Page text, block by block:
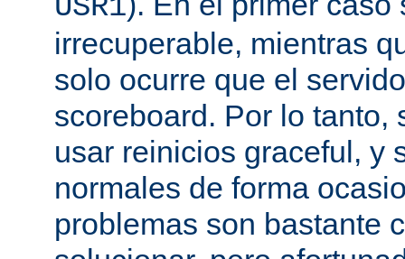
USR1
irrecuperable, mientras
solo ocurre que el
scoreboard. Por lo tanto,
usar reinicios graceful, y
normales de forma
problemas son bastante